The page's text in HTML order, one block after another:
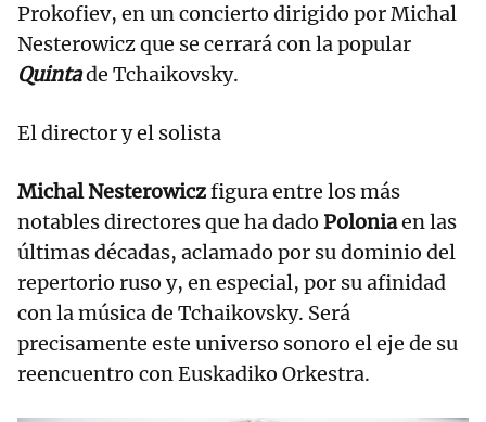
Prokofiev, en un concierto dirigido por Michal
Nesterowicz que se cerrará con la popular
Quintade Tchaikovsky.
El director y el solista
Michal Nesterowiczfigura entre los más
notables directores que ha dado Poloniaen las
últimas décadas, aclamado por su dominio del
repertorio ruso y, en especial, por su afinidad
con la música de Tchaikovsky. Será
precisamente este universo sonoro el eje de su
reencuentro con Euskadiko Orkestra.